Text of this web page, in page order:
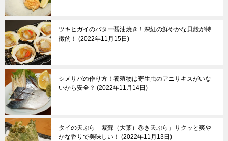
ツキヒガイのバター醤油焼き！深紅の鮮やかな貝殻が特
徴的！
2022年11月15日
シメサバの作り方！養殖物は寄生虫のアニサキスがいな
いから安全？
2022年11月14日
タイの天ぷら「紫蘇（大葉）巻き天ぷら」サクッと爽や
かな香りで美味しい！
2022年11月13日